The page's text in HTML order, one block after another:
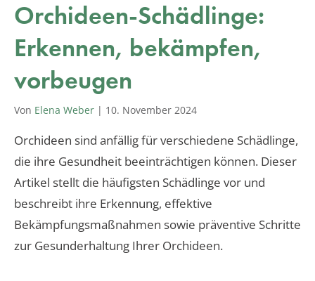
Orchideen-Schädlinge:
Erkennen, bekämpfen,
vorbeugen
Von Elena Weber | 10. November 2024
Orchideen sind anfällig für verschiedene Schädlinge,
die ihre Gesundheit beeinträchtigen können. Dieser
Artikel stellt die häufigsten Schädlinge vor und
beschreibt ihre Erkennung, effektive
Bekämpfungsmaßnahmen sowie präventive Schritte
zur Gesunderhaltung Ihrer Orchideen.